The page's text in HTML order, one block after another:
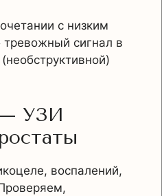
с низким
сигнал в
УЗИ
воспалений,